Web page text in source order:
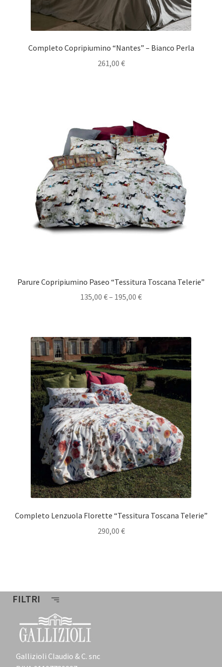
Completo Copripiumino “Nantes” – Bianco Perla
261,00 €
Parure Copripiumino Paseo “Tessitura Toscana Telerie”
135,00 €– 195,00 €
Completo Lenzuola Florette “Tessitura Toscana Telerie”
290,00 €
FILTRI
Gallizioli Claudio & C. snc